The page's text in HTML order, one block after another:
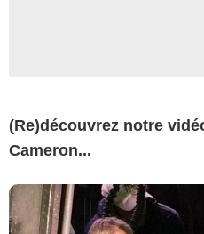
(Re)découvrez notre
Cameron...